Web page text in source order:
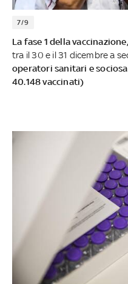
7/9
La fase 1 della
tra il 30 e il 31 dicembre a
operatori sanitari e
40.148 vaccinati)